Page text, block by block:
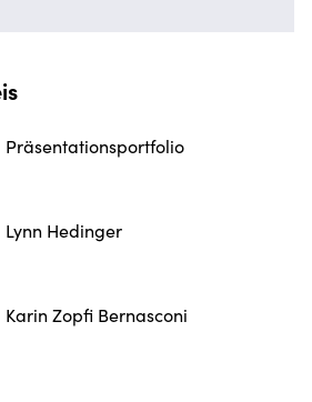
Präsentationsportfolio
Lynn Hedinger
Karin Zopfi Bernasconi